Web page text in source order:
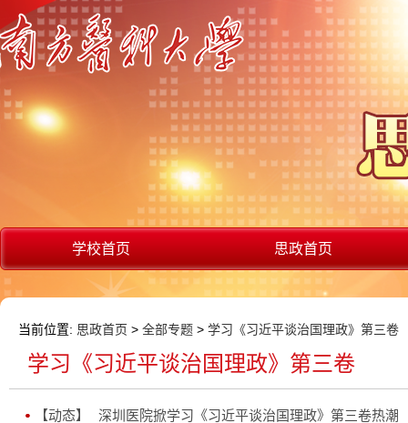
学校首页 思政首页
当前位置: 思政首页 > 全部专题 > 学习《习近平谈治国理政》第三卷
学习《习近平谈治国理政》第三卷
【动态】 深圳医院掀学习《习近平谈治国理政》第三卷热潮